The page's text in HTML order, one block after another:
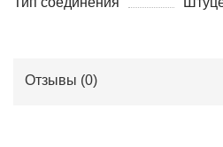
Отзывы (0)